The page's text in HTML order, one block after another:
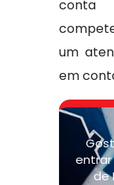
conta
um
em
de